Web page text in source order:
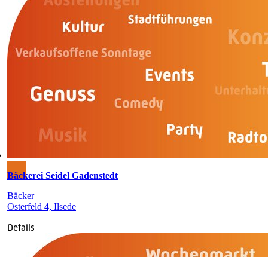
Bäckerei Seidel Gadenstedt
Bäcker
Osterfeld 4, Ilsede
Details